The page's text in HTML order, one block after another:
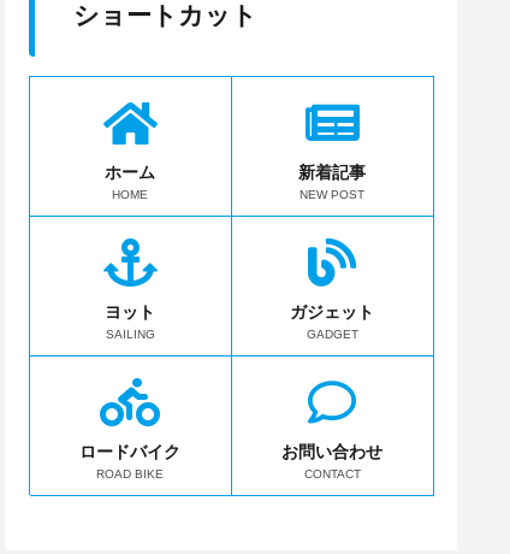
ショートカット
ホーム
HOME
新着記事
NEW POST
ヨット
SAILING
ガジェット
GADGET
ロードバイク
ROAD BIKE
お問い合わせ
CONTACT